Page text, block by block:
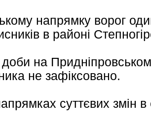
напрямку ворог
в районі
доби на
не зафіксовано.
суттєвих змін в